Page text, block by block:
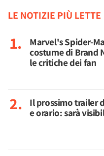
LE NOTIZIE PIÙ LETTE
Marvel's Spider-
costume di Brand
le critiche dei fan
Il prossimo trailer
e orario: sarà